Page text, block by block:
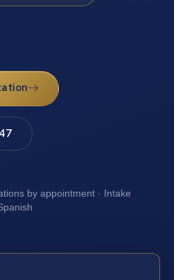
by appointment · Intake